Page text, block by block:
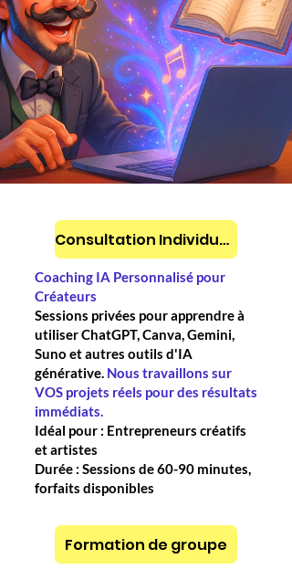
Consultation Individuelle
Coaching IA Personnalisé pour
Créateurs
Sessions privées pour apprendre à
utiliser ChatGPT, Canva, Gemini,
Suno et autres outils d'IA
générative. Nous travaillons sur
VOS projets réels pour des résultats
immédiats.
Idéal pour : Entrepreneurs créatifs
et artistes
Durée : Sessions de 60-90 minutes,
forfaits disponibles
Formation de groupe